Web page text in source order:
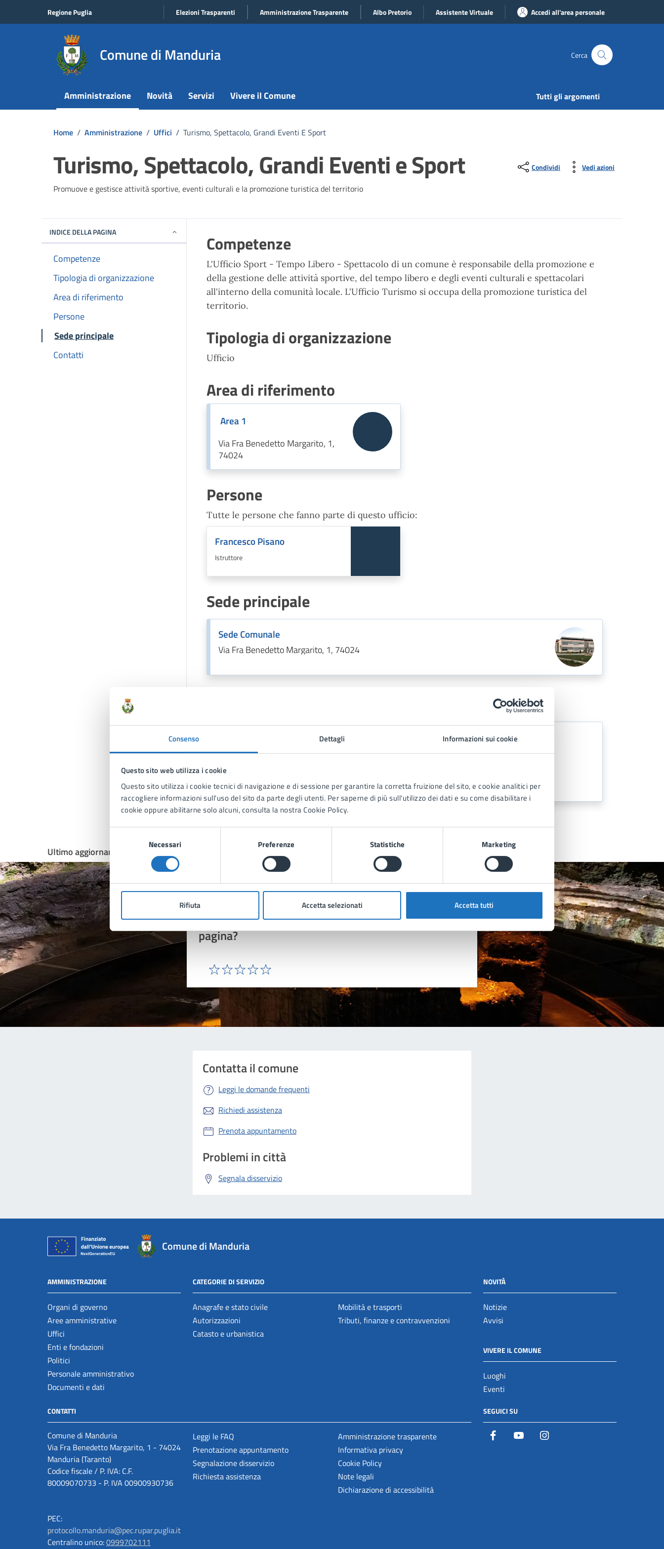
Consenso Dettagli Informazioni sui cookie
Questo sito web utilizza i cookie
Questo sito utilizza i cookie tecnici di navigazione e di sessione per garantire la corretta fruizione del sito, e cookie analitici per
raccogliere informazioni sull'uso del sito da parte degli utenti. Per saperne di più sull'utilizzo dei dati e su come disabilitare i
cookie oppure abilitarne solo alcuni, consulta la nostra Cookie Policy.
consenso
Necessari Preferenze Statistiche Marketing
Rifiuta Accetta selezionati Accetta tutti
Regione Puglia Elezioni Trasparenti Amministrazione Trasparente Albo Pretorio Assistente Virtuale Accedi all'area personale
Comune di Manduria Cerca
Amministrazione Novità Servizi Vivere il Comune Tutti gli argomenti
Home / Amministrazione / Uffici / Turismo, Spettacolo, Grandi Eventi E Sport
Turismo, Spettacolo, Grandi Eventi e Sport
Promuove e gestisce attività sportive, eventi culturali e la promozione turistica del territorio
Condividi Vedi azioni
INDICE DELLA PAGINA
Competenze
Tipologia di organizzazione
Area di riferimento
Persone
Sede principale
Contatti
Competenze
L'Ufficio Sport - Tempo Libero - Spettacolo di un comune è responsabile della promozione e
della gestione delle attività sportive, del tempo libero e degli eventi culturali e spettacolari
all'interno della comunità locale. L'Ufficio Turismo si occupa della promozione turistica del
territorio.
Tipologia di organizzazione
Ufficio
Area di riferimento
Area 1
Via Fra Benedetto Margarito, 1,
74024
Persone
Tutte le persone che fanno parte di questo ufficio:
Francesco Pisano
Istruttore
Sede principale
Sede Comunale
Via Fra Benedetto Margarito, 1, 74024
Turismo, Spettacolo e Sport
Telefono:
Ultimo aggiornamento: 16/07/2025, 10:39
Quanto sono chiare le informazioni su questa
pagina?
Contatta il comune
Leggi le domande frequenti
Richiedi assistenza
Prenota appuntamento
Problemi in città
Segnala disservizio
Comune di Manduria
AMMINISTRAZIONE
Organi di governo
Aree amministrative
Uffici
Enti e fondazioni
Politici
Personale amministrativo
Documenti e dati
CATEGORIE DI SERVIZIO
Anagrafe e stato civile
Autorizzazioni
Catasto e urbanistica
Mobilità e trasporti
Tributi, finanze e contravvenzioni
NOVITÀ
Notizie
Avvisi
VIVERE IL COMUNE
Luoghi
Eventi
CONTATTI
Comune di Manduria
Via Fra Benedetto Margarito, 1 - 74024
Manduria (Taranto)
Codice fiscale / P. IVA: C.F.
80009070733 - P. IVA 00900930736
PEC:
protocollo.manduria@pec.rupar.puglia.it
Centralino unico:0999702111
Leggi le FAQ
Prenotazione appuntamento
Segnalazione disservizio
Richiesta assistenza
Amministrazione trasparente
Informativa privacy
Cookie Policy
Note legali
Dichiarazione di accessibilità
SEGUICI SU
Facebook YouTube